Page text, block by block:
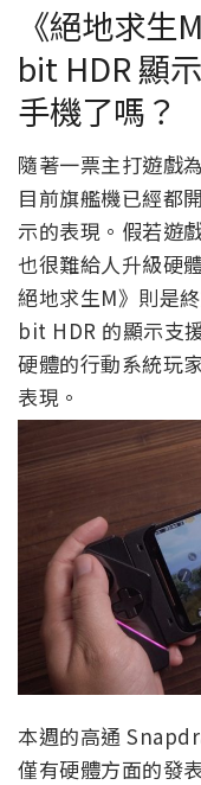
《絕地求生
bit HDR 顯
手機了嗎？
隨著一票主打遊戲
目前旗艦機已經都
示的表現。假若遊
也很難給人升級硬
絕地求生M》則是
bit HDR 的顯示支
硬體的行動系統玩
表現。
本週的高通
僅有硬體方面的發